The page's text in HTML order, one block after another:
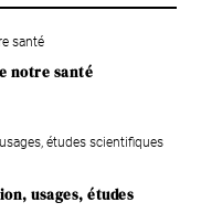
notre santé
usages, études